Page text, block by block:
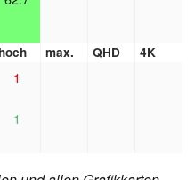
hoch max. QHD 4K
1
1